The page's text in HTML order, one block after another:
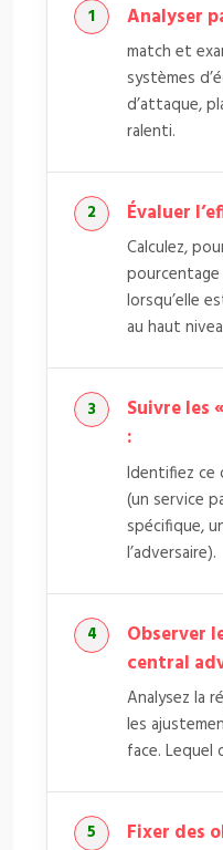
Analyser
match et
systèmes
d’attaque,
ralenti.
Évaluer
Calculez,
lorsqu’elle
au haut
Suivre les
:
Identifiez ce
(un service
spécifique,
l’adversaire).
Observer
central
Analysez la
les
face. Lequel
Fixer des